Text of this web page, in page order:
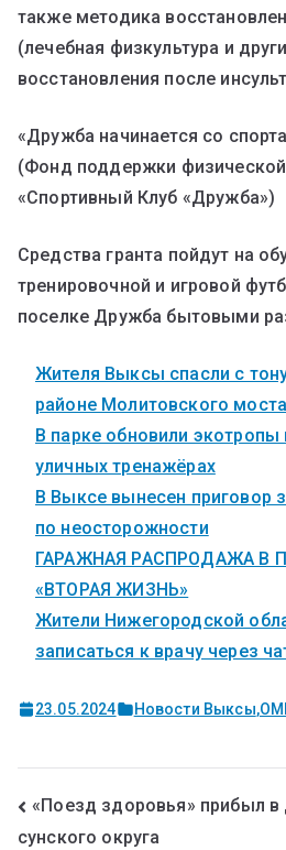
также методика
(лечебная физкультура и
восстановления после
«Дружба начинается со
(Фонд поддержки физической
«Спортивный Клуб «Дружба»)
Средства гранта пойдут на
тренировочной и игровой
поселке Дружба бытовыми
Жителя Выксы спасли с
районе Молитовского моста
В парке обновили экотропы
уличных тренажёрах
В Выксе вынесен приговор
по неосторожности
ГАРАЖНАЯ РАСПРОДАЖА В
«ВТОРАЯ ЖИЗНЬ»
Жители Нижегородской
записаться к врачу через
23.05.2024 Новости Выксы,
«Поезд здоровья» прибыл
сунского округа